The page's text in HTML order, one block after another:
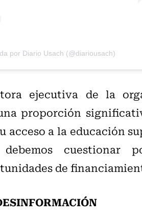
por Diario Usach (@diariousach)
ejecutiva de la
proporción
acceso a la educación
cuestionar
de